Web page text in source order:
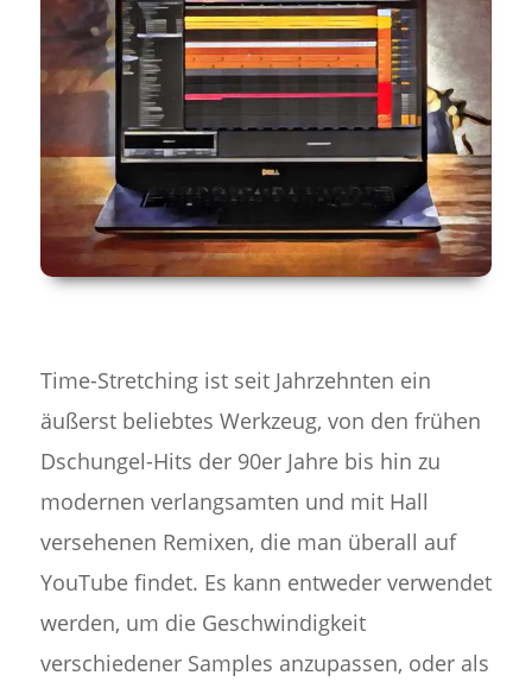
Time-Stretching ist seit Jahrzehnten ein
äußerst beliebtes Werkzeug, von den frühen
Dschungel-Hits der 90er Jahre bis hin zu
modernen verlangsamten und mit Hall
versehenen Remixen, die man überall auf
YouTube findet. Es kann entweder verwendet
werden, um die Geschwindigkeit
verschiedener Samples anzupassen, oder als